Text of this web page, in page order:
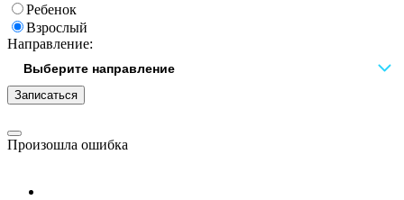
Ребенок
Взрослый
Направление:
Записаться
Произошла ошибка